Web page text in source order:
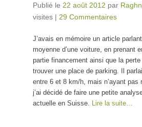
Publié le 22 août 2012 par
visites | 29 Commentaires
J’avais en mémoire un article
moyenne d’une voiture, en prenant
partie financement ainsi que la
trouver une place de parking. Il
entre 6 et 8 km/h, mais n’ayant pas
j’ai décidé de faire une petite
actuelle en Suisse. Lire la suite…